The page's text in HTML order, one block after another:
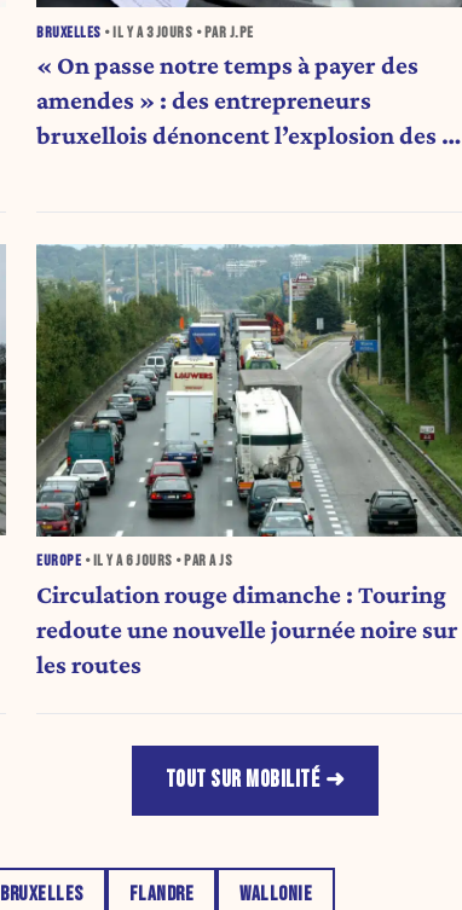
BRUXELLES • IL Y A3 JOURS • PAR J.PE
« On passe notre temps à payer des
amendes » : des entrepreneurs
bruxellois dénoncent l’explosion des PV
EUROPE • IL Y A6 JOURS • PAR A JS
Circulation rouge dimanche : Touring
redoute une nouvelle journée noire sur
les routes
TOUT SUR MOBILITÉ
BRUXELLES FLANDRE WALLONIE